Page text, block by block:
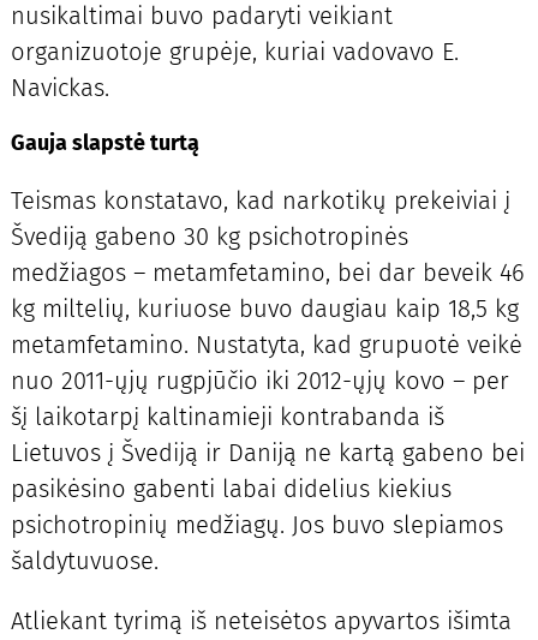
nusikaltimai buvo padaryti veikiant
organizuotoje grupėje, kuriai vadovavo E.
Navickas.
Gauja slapstė turtą
Teismas konstatavo, kad narkotikų prekeiviai į
Švediją gabeno 30 kg psichotropinės
medžiagos – metamfetamino, bei dar beveik 46
kg miltelių, kuriuose buvo daugiau kaip 18,5 kg
metamfetamino. Nustatyta, kad grupuotė veikė
nuo 2011-ųjų rugpjūčio iki 2012-ųjų kovo – per
šį laikotarpį kaltinamieji kontrabanda iš
Lietuvos į Švediją ir Daniją ne kartą gabeno bei
pasikėsino gabenti labai didelius kiekius
psichotropinių medžiagų. Jos buvo slepiamos
šaldytuvuose.
Atliekant tyrimą iš neteisėtos apyvartos išimta